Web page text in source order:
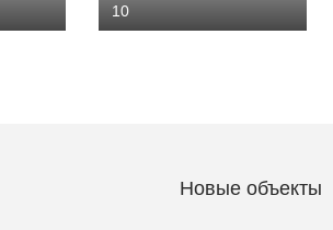
10
Новые объекты